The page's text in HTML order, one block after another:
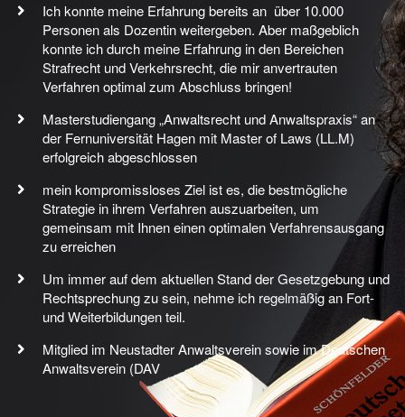
Ich konnte meine Erfahrung bereits an über 10.000
Personen als Dozentin weitergeben. Aber maßgeblich
konnte ich durch meine Erfahrung in den Bereichen
Strafrecht und Verkehrsrecht, die mir anvertrauten
Verfahren optimal zum Abschluss bringen!
Masterstudiengang „Anwaltsrecht und Anwaltspraxis“ an
der Fernuniversität Hagen mit Master of Laws (LL.M)
erfolgreich abgeschlossen
mein kompromissloses Ziel ist es, die bestmögliche
Strategie in ihrem Verfahren auszuarbeiten, um
gemeinsam mit Ihnen einen optimalen Verfahrensausgang
zu erreichen
Um immer auf dem aktuellen Stand der Gesetzgebung und
Rechtsprechung zu sein, nehme ich regelmäßig an Fort-
und Weiterbildungen teil.
Mitglied im Neustadter Anwaltsverein sowie im Deutschen
Anwaltsverein (DAV